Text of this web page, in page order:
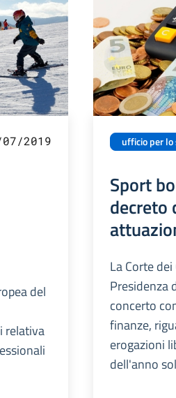
2019
del
relativa
ufficio per
Sport
decreto
La Corte
Presidenza
concerto
finanze,
erogazioni
dell'anno